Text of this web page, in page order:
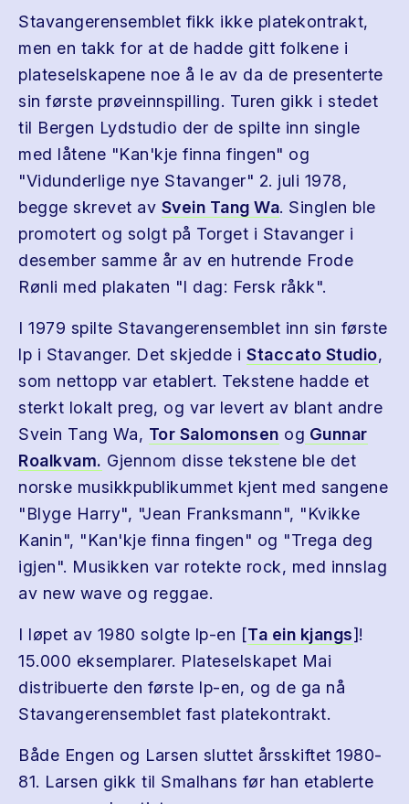
Stavangerensemblet fikk ikke platekontrakt,
men en takk for at de hadde gitt folkene i
plateselskapene noe å le av da de presenterte
sin første prøveinnspilling. Turen gikk i stedet
til Bergen Lydstudio der de spilte inn single
med låtene "Kan'kje finna fingen" og
"Vidunderlige nye Stavanger" 2. juli 1978,
begge skrevet av Svein Tang Wa. Singlen ble
promotert og solgt på Torget i Stavanger i
desember samme år av en hutrende Frode
Rønli med plakaten "I dag: Fersk råkk".
I 1979 spilte Stavangerensemblet inn sin første
lp i Stavanger. Det skjedde i Staccato Studio,
som nettopp var etablert. Tekstene hadde et
sterkt lokalt preg, og var levert av blant andre
Svein Tang Wa, Tor Salomonsen og Gunnar
Roalkvam. Gjennom disse tekstene ble det
norske musikkpublikummet kjent med sangene
"Blyge Harry", "Jean Franksmann", "Kvikke
Kanin", "Kan'kje finna fingen" og "Trega deg
igjen". Musikken var rotekte rock, med innslag
av new wave og reggae.
I løpet av 1980 solgte lp-en [Ta ein kjangs]!
15.000 eksemplarer. Plateselskapet Mai
distribuerte den første lp-en, og de ga nå
Stavangerensemblet fast platekontrakt.
Både Engen og Larsen sluttet årsskiftet 1980-
81. Larsen gikk til Smalhans før han etablerte